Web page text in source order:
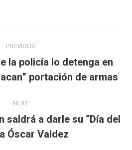
PREVIOUS
Previous
post:
la policía lo detenga en
portación de armas
NEXT
Next
post:
saldrá a darle su “Día del
Óscar Valdez